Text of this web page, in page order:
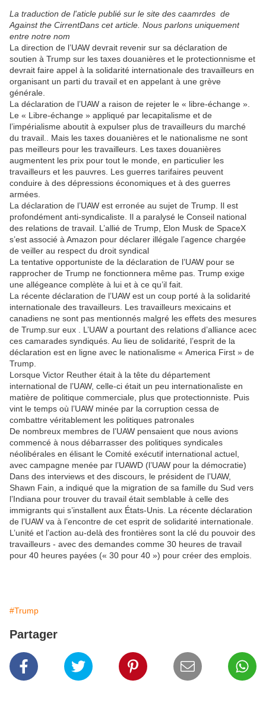
La traduction de l'aticle publié sur le site des caamrdes de
Against the CirrentDans cet article. Nous parlons uniquement
entre notre nom
La direction de l’UAW devrait revenir sur sa déclaration de
soutien à Trump sur les taxes douanières et le protectionnisme et
devrait faire appel à la solidarité internationale des travailleurs en
organisant un parti du travail et en appelant à une grève
générale.
La déclaration de l’UAW a raison de rejeter le « libre-échange ».
Le « Libre-échange » appliqué par lecapitalisme et de
l’impérialisme aboutit à expulser plus de travailleurs du marché
du travail.. Mais les taxes douanières et le nationalisme ne sont
pas meilleurs pour les travailleurs. Les taxes douanières
augmentent les prix pour tout le monde, en particulier les
travailleurs et les pauvres. Les guerres tarifaires peuvent
conduire à des dépressions économiques et à des guerres
armées.
La déclaration de l’UAW est erronée au sujet de Trump. Il est
profondément anti-syndicaliste. Il a paralysé le Conseil national
des relations de travail. L’allié de Trump, Elon Musk de SpaceX
s’est associé à Amazon pour déclarer illégale l’agence chargée
de veiller au respect du droit syndical
La tentative opportuniste de la déclaration de l’UAW pour se
rapprocher de Trump ne fonctionnera même pas. Trump exige
une allégeance complète à lui et à ce qu’il fait.
La récente déclaration de l’UAW est un coup porté à la solidarité
internationale des travailleurs. Les travailleurs mexicains et
canadiens ne sont pas mentionnés malgré les effets des mesures
de Trump.sur eux . L’UAW a pourtant des relations d’alliance acec
ces camarades syndiqués. Au lieu de solidarité, l’esprit de la
déclaration est en ligne avec le nationalisme « America First » de
Trump.
Lorsque Victor Reuther était à la tête du département
international de l’UAW, celle-ci était un peu internationaliste en
matière de politique commerciale, plus que protectionniste. Puis
vint le temps où l’UAW minée par la corruption cessa de
combattre véritablement les politiques patronales
De nombreux membres de l’UAW pensaient que nous avions
commencé à nous débarrasser des politiques syndicales
néolibérales en élisant le Comité exécutif international actuel,
avec campagne menée par l’UAWD (l’UAW pour la démocratie)
Dans des interviews et des discours, le président de l’UAW,
Shawn Fain, a indiqué que la migration de sa famille du Sud vers
l’Indiana pour trouver du travail était semblable à celle des
immigrants qui s’installent aux États-Unis. La récente déclaration
de l’UAW va à l’encontre de cet esprit de solidarité internationale.
L’unité et l’action au-delà des frontières sont la clé du pouvoir des
travailleurs - avec des demandes comme 30 heures de travail
pour 40 heures payées (« 30 pour 40 ») pour créer des emplois.
#Trump
Partager